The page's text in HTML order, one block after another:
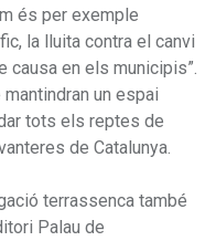
és per exemple
la lluita contra el canvi
en els municipis”.
un espai
tots els reptes de
de Catalunya.
terrassenca també
Palau de